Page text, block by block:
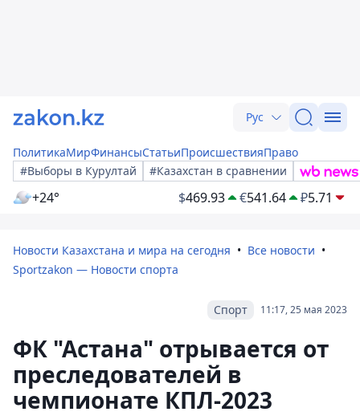
Рус
ПолитикаМирФинансыСтатьиПроисшествияПраво
#Выборы в Курултай
#Казахстан в сравнении
+24° $469.93 €541.64 ₽5.71
Новости Казахстана и мира на сегодня
Все новости
Sportzakon — Новости спорта
11:17, 25 мая 2023
Спорт
ФК "Астана" отрывается от
преследователей в
чемпионате КПЛ-2023